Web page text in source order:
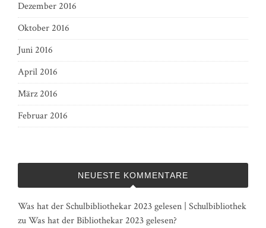
Dezember 2016
Oktober 2016
Juni 2016
April 2016
März 2016
Februar 2016
NEUESTE KOMMENTARE
Was hat der Schulbibliothekar 2023 gelesen | Schulbibliothek
zuWas hat der Bibliothekar 2023 gelesen?